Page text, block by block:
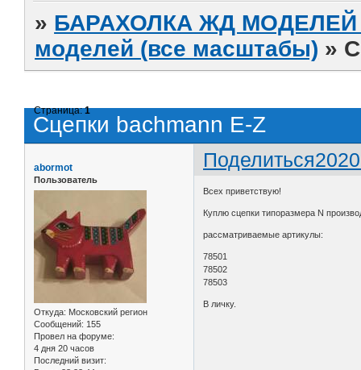
» БАРАХОЛКА ЖД МОДЕЛЕЙ
моделей (все масштабы) »
Сцепки bachmann E-Z
Страница:1
Поделиться
abormot
Пользователь
Откуда: Московский регион
Сообщений: 155
Провел на форуме:
4 дня 20 часов
Последний визит:
Всех приветствую!
Куплю сцепки типоразмера N
рассматриваемые артикулы:
78501
78502
78503
В личку.